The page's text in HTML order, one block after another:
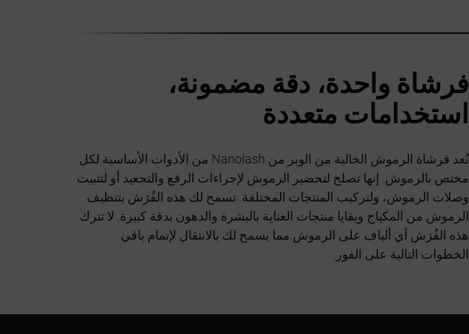
فرشاة واحدة، دقة مضمونة،
استخدامات متعددة
تُعد فرشاة الرموش الخالية من الوبر من Nanolash من الأدوات الأساسية لكل
مختص بالرموش. إنها تصلح لتحضير الرموش لإجراءات الرفع والتجعيد أو لتثبيت
وصلات الرموش، ولتركيب المنتجات المختلفة. تسمح لك هذه الفُرَش بتنظيف
الرموش من المكياج وبقايا منتجات العناية بالبشرة والدهون بدقة كبيرة. لا تترك
هذه الفُرَش أي ألياف على الرموش مما يسمح لك بالانتقال لإتمام باقي
الخطوات التالية على الفور.